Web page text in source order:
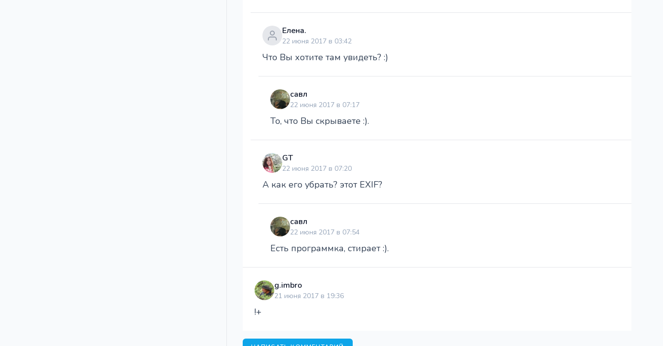
Елена.
22 июня 2017 в 03:42
Что Вы хотите там увидеть? :)
савл
22 июня 2017 в 07:17
То, что Вы скрываете :).
GT
22 июня 2017 в 07:20
А как его убрать? этот EXIF?
савл
22 июня 2017 в 07:54
Есть программка, стирает :).
g.imbro
21 июня 2017 в 19:36
!+